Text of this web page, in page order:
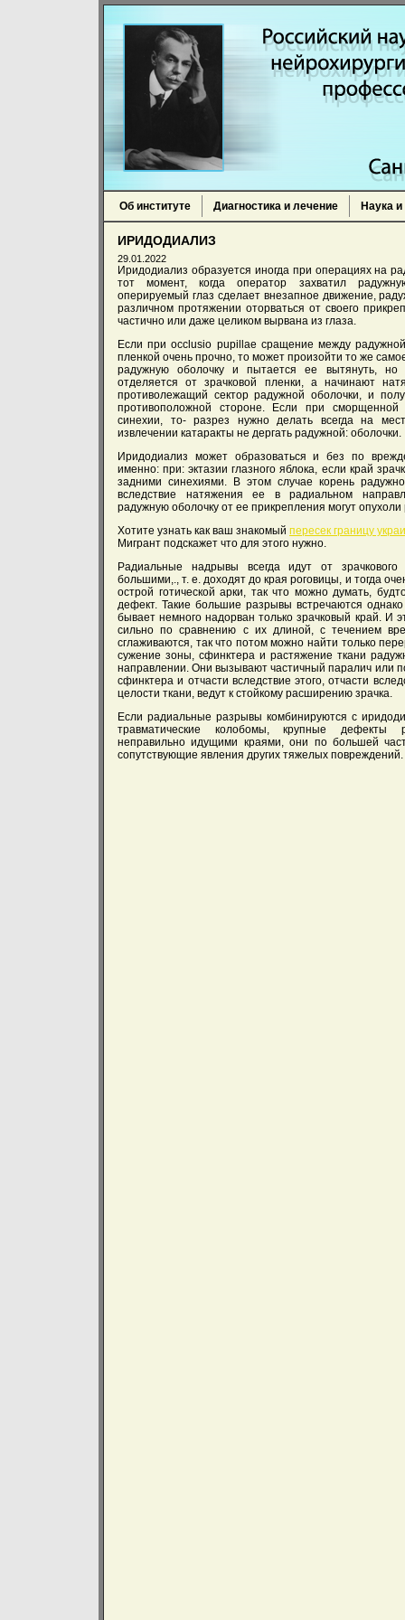
Об институте Диагностика и лечение Наука
ИРИДОДИАЛИЗ
29.01.2022
Иридодиализ образуется иногда при операциях на
тот момент, когда оператор захватил
оперируемый глаз сделает внезапное движение,
различном протяжении оторваться от своего
частично или даже целиком вырвана из глаза.
Если при occlusio pupillae сращение между
пленкой очень прочно, то может произойти то же
радужную оболочку и пытается ее вытянуть, но
отделяется от зрачковой пленки, а начинают
противолежащий сектор радужной оболочки, и
противоположной стороне. Если при сморщенной
синехии, то- разрез нужно делать всегда на
извлечении катаракты не дергать радужной: оболочки.
Иридодиализ может образоваться и без по
именно: при: эктазии глазного яблока, если край
задними синехиями. В этом случае корень
вследствие натяжения ее в радиальном
радужную оболочку от ее прикрепления могут опухоли
Хотите узнать как ваш знакомый пересек границу
Мигрант подскажет что для этого нужно.
Радиальные надрывы всегда идут от
большими,., т. е. доходят до края роговицы, и тогда
острой готической арки, так что можно думать,
дефект. Такие большие разрывы встречаются
бывает немного надорван только зрачковый край. И
сильно по сравнению с их длиной, с течением
сглаживаются, так что потом можно найти только
сужение зоны, сфинктера и растяжение ткани
направлении. Они вызывают частичный паралич или
сфинктера и отчасти вследствие этого, отчасти
целости ткани, ведут к стойкому расширению зрачка.
Если радиальные разрывы комбинируются с
травматические колобомы, крупные дефекты
неправильно идущими краями, они по большей
сопутствующие явления других тяжелых повреждений.